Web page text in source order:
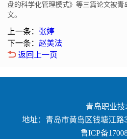
盘的科学化管理模式》等三篇论文被
文。
上一条： 张婷
下一条： 赵美法
返回上一页
青岛职业技
地址：青岛市黄岛区钱塘江
鲁ICP备